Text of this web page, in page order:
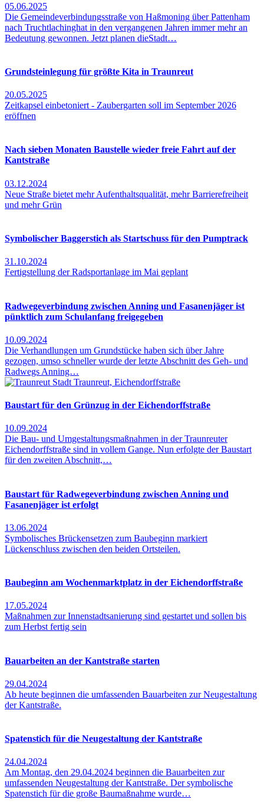
05.06.2025
Die Gemeindeverbindungsstraße von Haßmoning über Pattenham
nach Truchtlachinghat in den vergangenen Jahren immer mehr an
Bedeutung gewonnen. Jetzt planen dieStadt…
Grundsteinlegung für größte Kita in Traunreut
20.05.2025
Zeitkapsel einbetoniert - Zaubergarten soll im September 2026
eröffnen
Nach sieben Monaten Baustelle wieder freie Fahrt auf der
Kantstraße
03.12.2024
Neue Straße bietet mehr Aufenthaltsqualität, mehr Barrierefreiheit
und mehr Grün
Symbolischer Baggerstich als Startschuss für den Pumptrack
31.10.2024
Fertigstellung der Radsportanlage im Mai geplant
Radwegeverbindung zwischen Anning und Fasanenjäger ist
pünktlich zum Schulanfang freigegeben
10.09.2024
Die Verhandlungen um Grundstücke haben sich über Jahre
gezogen, umso schneller wurde der letzte Abschnitt des Geh- und
Radwegs Anning…
Baustart für den Grünzug in der Eichendorffstraße
10.09.2024
Die Bau- und Umgestaltungsmaßnahmen in der Traunreuter
Eichendorffstraße sind in vollem Gange. Nun erfolgte der Baustart
für den zweiten Abschnitt,…
Baustart für Radwegeverbindung zwischen Anning und
Fasanenjäger ist erfolgt
13.06.2024
Symbolisches Brückensetzen zum Baubeginn markiert
Lückenschluss zwischen den beiden Ortsteilen.
Baubeginn am Wochenmarktplatz in der Eichendorffstraße
17.05.2024
Maßnahmen zur Innenstadtsanierung sind gestartet und sollen bis
zum Herbst fertig sein
Bauarbeiten an der Kantstraße starten
29.04.2024
Ab heute beginnen die umfassenden Bauarbeiten zur Neugestaltung
der Kantstraße.
Spatenstich für die Neugestaltung der Kantstraße
24.04.2024
Am Montag, den 29.04.2024 beginnen die Bauarbeiten zur
umfassenden Neugestaltung der Kantstraße. Der symbolische
Spatenstich für die große Baumaßnahme wurde…